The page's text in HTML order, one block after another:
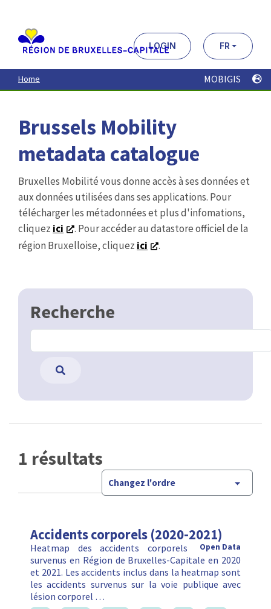
contenu
principal
LOGIN FR
Home MOBIGIS
Brussels Mobility
metadata catalogue
Bruxelles Mobilité vous donne accès à ses données et
aux données utilisées dans ses applications. Pour
télécharger les métadonnées et plus d'infomations,
cliquez ici
. Pour accéder au datastore officiel de la
région Bruxelloise, cliquez ici .
Recherche
1 résultats
Changez l'ordre
Accidents corporels (2020-2021)
Open Data
Heatmap des accidents corporels
survenus en Région de Bruxelles-Capitale en 2020
et 2021. Les accidents inclus dans la heatmap sont
les accidents survenus sur la voie publique avec
lésion corporel …